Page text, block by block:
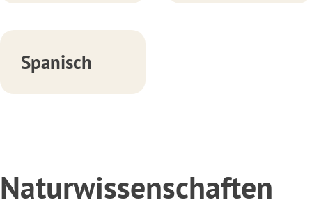
Spanisch
Naturwissenschaften